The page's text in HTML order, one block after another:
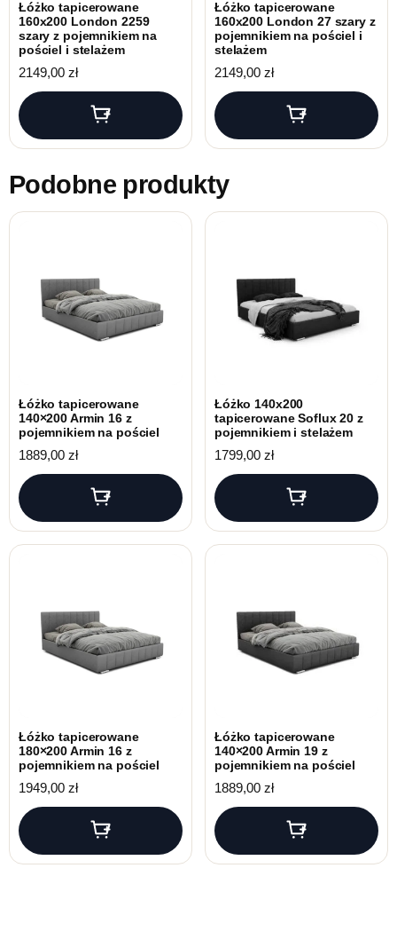
Łóżko tapicerowane
160x200 London 2259
szary z pojemnikiem na
pościel i stelażem
2149,00 zł
Łóżko tapicerowane
160x200 London 27 szary z
pojemnikiem na pościel i
stelażem
2149,00 zł
Podobne produkty
Łóżko tapicerowane
140×200 Armin 16 z
pojemnikiem na pościel
1889,00 zł
Łóżko 140x200
tapicerowane Soflux 20 z
pojemnikiem i stelażem
1799,00 zł
Łóżko tapicerowane
180×200 Armin 16 z
pojemnikiem na pościel
1949,00 zł
Łóżko tapicerowane
140×200 Armin 19 z
pojemnikiem na pościel
1889,00 zł